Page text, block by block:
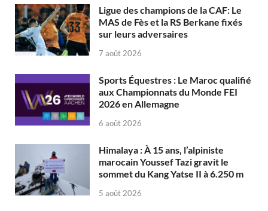
Ligue des champions de la CAF: Le
MAS de Fès et la RS Berkane fixés
sur leurs adversaires
7 août 2026
Sports Équestres : Le Maroc qualifié
aux Championnats du Monde FEI
2026 en Allemagne
6 août 2026
Himalaya : À 15 ans, l’alpiniste
marocain Youssef Tazi gravit le
sommet du Kang Yatse II à 6.250 m
5 août 2026